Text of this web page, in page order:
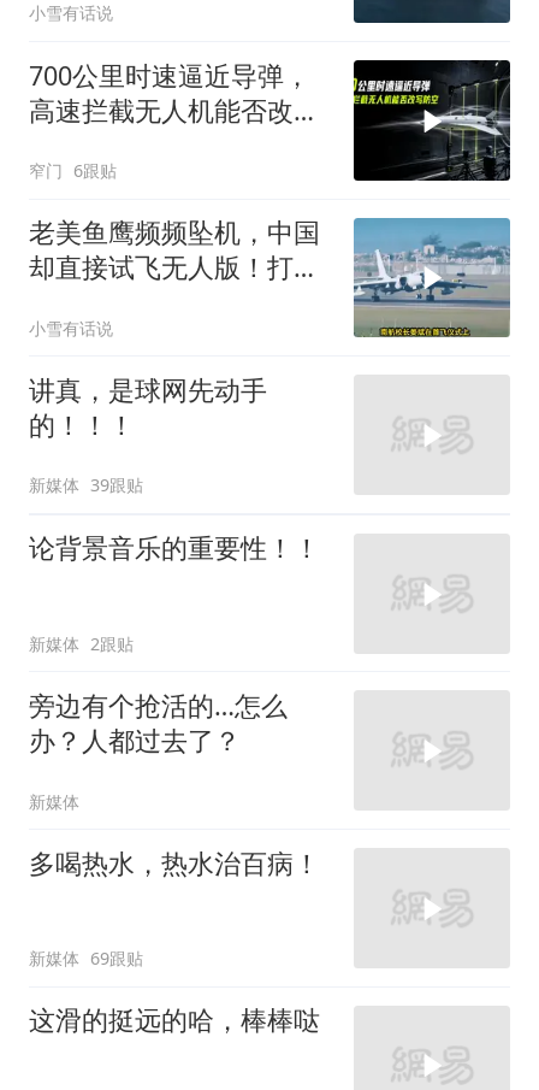
了？
小雪有话说
700公里时速逼近导弹，
高速拦截无人机能否改写
窄门 6跟贴
老美鱼鹰频频坠机，中国
却直接试飞无人版！打着
小雪有话说
讲真，是球网先动手
的！！！
新媒体 39跟贴
论背景音乐的重要性！！
新媒体 2跟贴
旁边有个抢活的…怎么
办？人都过去了？
新媒体
多喝热水，热水治百病！
新媒体 69跟贴
这滑的挺远的哈，棒棒哒